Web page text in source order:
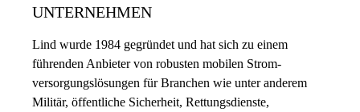
UNTERNEHMEN
Lind wurde 1984 gegründet und hat sich zu einem
führenden Anbieter von robusten mobilen Strom­
versorgungs­lösungen für Branchen wie unter anderem
Militär, öffentliche Sicherheit, Rettungsdienste,